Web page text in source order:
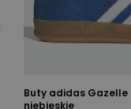
Buty adidas Gazelle
niebieskie